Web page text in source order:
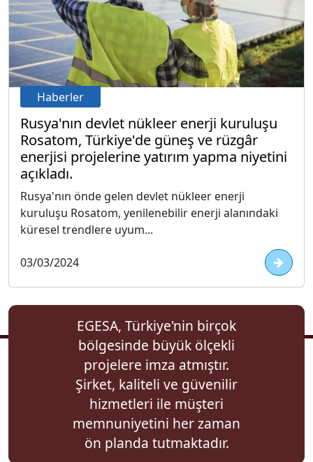
Haberler
Rusya'nın devlet nükleer enerji kuruluşu
Rosatom, Türkiye'de güneş ve rüzgâr
enerjisi projelerine yatırım yapma niyetini
açıkladı.
Rusya'nın önde gelen devlet nükleer enerji
kuruluşu Rosatom, yenilenebilir enerji alanındaki
küresel trendlere uyum...
03/03/2024
EGESA, Türkiye'nin birçok
bölgesinde büyük ölçekli
projelere imza atmıştır.
Şirket, kaliteli ve güvenilir
hizmetleri ile müşteri
memnuniyetini her zaman
ön planda tutmaktadır.